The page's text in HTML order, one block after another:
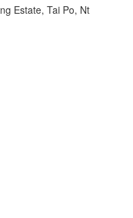
Estate, Tai Po, Nt